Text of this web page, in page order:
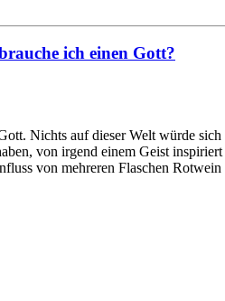
ich einen Gott?
Nichts auf dieser Welt würde
von irgend einem Geist
von mehreren Flaschen